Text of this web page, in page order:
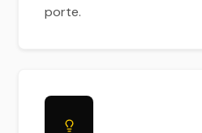
porte.